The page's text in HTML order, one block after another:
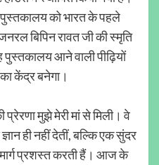
को भारत के पहले
बिपिन रावत जी की स्मृति
पुस्तकालय आने वाली पीढ़ियों
केंद्र बनेगा।
मुझे मेरी मां से मिली। वे
ही नहीं देतीं, बल्कि एक सुंदर
प्रशस्त करती हैं। आज के